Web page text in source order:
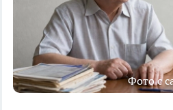
Фото с